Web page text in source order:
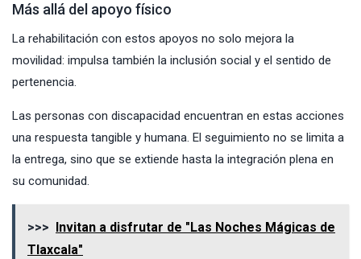
Más allá del apoyo físico
La rehabilitación con estos apoyos no solo mejora la
movilidad: impulsa también la inclusión social y el sentido de
pertenencia.
Las personas con discapacidad encuentran en estas acciones
una respuesta tangible y humana. El seguimiento no se limita a
la entrega, sino que se extiende hasta la integración plena en
su comunidad.
>>>
Invitan a disfrutar de "Las Noches Mágicas de
Tlaxcala"